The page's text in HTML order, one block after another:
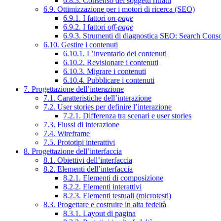
6.9. Ottimizzazione per i motori di ricerca (SEO)
6.9.1. I fattori on-page
6.9.2. I fattori off-page
6.9.3. Strumenti di diagnostica SEO: Search
6.10. Gestire i contenuti
6.10.1. L’inventario dei contenuti
6.10.2. Revisionare i contenuti
6.10.3. Migrare i contenuti
6.10.4. Pubblicare i contenuti
7. Progettazione dell’interazione
7.1. Caratteristiche dell’interazione
7.2. User stories per definire l’interazione
7.2.1. Differenza tra scenari e user stories
7.3. Flussi di interazione
7.4. Wireframe
7.5. Prototipi interattivi
8. Progettazione dell’interfaccia
8.1. Obiettivi dell’interfaccia
8.2. Elementi dell’interfaccia
8.2.1. Elementi di composizione
8.2.2. Elementi interattivi
8.2.3. Elementi testuali (microtesti)
8.3. Progettare e costruire in alta fedeltà
8.3.1. Layout di pagina